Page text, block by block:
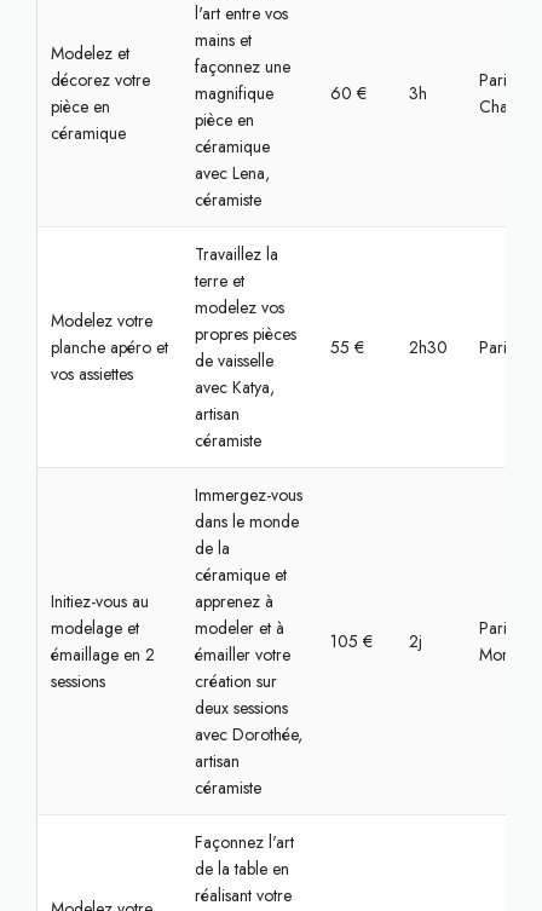
Modelez et
décorez votre
pièce en
céramique
l'art entre vos
mains et
façonnez une
magnifique
pièce en
céramique
avec Lena,
céramiste
60 € 3h
Paris,
Chaville
Modelez votre
planche apéro et
vos assiettes
Travaillez la
terre et
modelez vos
propres pièces
de vaisselle
avec Katya,
artisan
céramiste
55 € 2h30 Paris,
Initiez-vous au
modelage et
émaillage en 2
sessions
Immergez-vous
dans le monde
de la
céramique et
apprenez à
modeler et à
émailler votre
création sur
deux sessions
avec Dorothée,
artisan
céramiste
105 € 2j
Paris 14,
Façonnez l'art
de la table en
réalisant votre